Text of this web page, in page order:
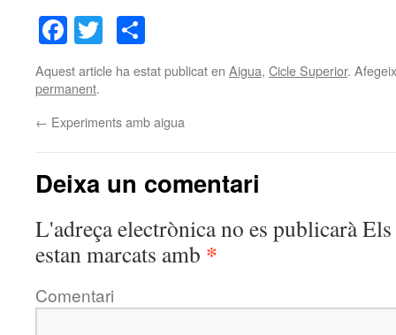
Facebook
Twitter
Aquest article ha estat publicat en Aigua, Cicle Superior.
permanent.
← Experiments amb aigua
Deixa un comentari
L'adreça electrònica no es publicaràEls
estan marcats amb *
Comentari